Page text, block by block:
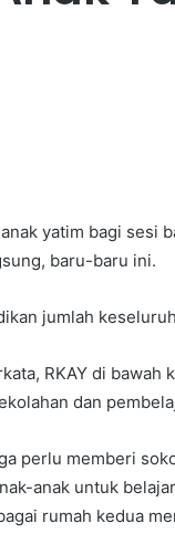
yatim bagi sesi
baru-baru ini.
jumlah
RKAY di bawah
dan
perlu memberi
anak untuk
rumah kedua